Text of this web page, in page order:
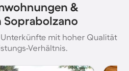
&
Soprabolzano
mit hoher Qualität
Verhältnis.